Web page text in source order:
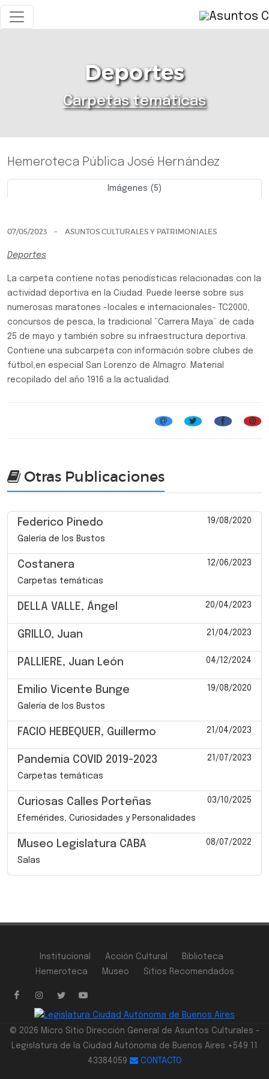
Deportes
Carpetas temáticas
Hemeroteca Pública José Hernández
Imágenes (5)
07/05/2023 ASUNTOS CULTURALES Y PATRIMONIALES
Deportes
La carpeta contiene notas periodísticas relacionadas con la
actividad deportiva en la Ciudad. Puede leerse sobre sus
numerosas maratones -locales e internacionales- TC2000,
concursos de pesca, la tradicional “Carrera Maya” de cada
25 de mayo y también sobre su infraestructura deportiva.
Contiene una subcarpeta con información sobre clubes de
fútbol,en especial San Lorenzo de Almagro. Material
recopilado del año 1916 a la actualidad.
Otras Publicaciones
Federico Pinedo 19/08/2020
Galería de los Bustos
Costanera 12/06/2023
Carpetas temáticas
DELLA VALLE, Ángel 20/04/2023
GRILLO, Juan 21/04/2023
PALLIERE, Juan León 04/12/2024
Emilio Vicente Bunge 19/08/2020
Galería de los Bustos
FACIO HEBEQUER, Guillermo 21/04/2023
Pandemia COVID 2019-2023 21/07/2023
Carpetas temáticas
Curiosas Calles Porteñas 03/10/2025
Efemérides, Curiosidades y Personalidades
Museo Legislatura CABA 08/07/2022
Salas
Institucional Acción Cultural
Biblioteca
Hemeroteca
Museo Sitios Recomendados
© 2026 Micro Sitio Dirección General de Asuntos Culturales -
Legislatura de la Ciudad Autónoma de Buenos Aires +549 11
43384059
CONTACTO